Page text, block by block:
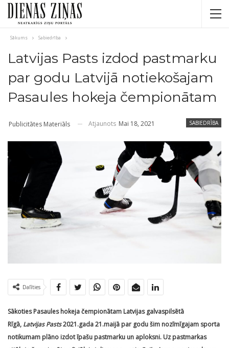
Sākums Sabiedrība
Latvijas Pasts izdod pastmarku
par godu Latvijā notiekošajam
Pasaules hokeja čempionātam
SABIEDRĪBA
Publicitātes Materiāls Atjaunots Mai 18, 2021
Dalīties
Sākoties Pasaules hokeja čempionātam Latvijas galvaspilsētā
Rīgā, Latvijas Pasts2021.gada 21.maijā par godu šim nozīmīgajam sporta
notikumam plāno izdot īpašu pastmarku un aploksni. Uz pastmarkas